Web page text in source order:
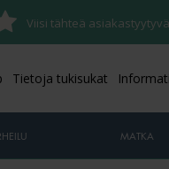
Viisi tähteä
Tietoja tukisukat
MATKA